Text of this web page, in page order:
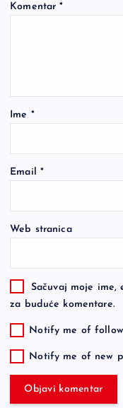
Komentar*
Ime *
Email *
Web stranica
Sačuvaj moje ime,
za buduće komentare.
Notify me of
Notify me of new